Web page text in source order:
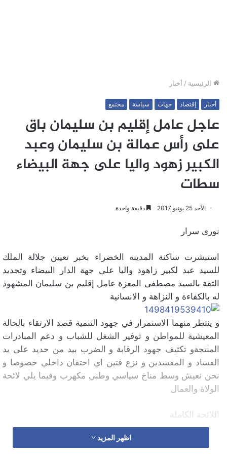
الرئيسية / أخبار
أخبار إقتصاد جهات سياسة مجتمع
عاجل عامل إقليم بن سليمان باق
على رأس عمالة بن سليمان وعبد
الكبير زهود واليا على جهة البيضاء
سطات
الأحد 25 يونيو 2017 دقيقة واحدة
نورى سرار
استبشرت ساكنة المدينة الخضراء بخبر تعيين جلالة الملك
للسيد عبد لكبير زاهود واليا على جهة الدار البيضاء وتجديد
الثقة بالسيد مصطفى المعزة عامل إقليم بن سليمان المشهود
له بالكفاءة و النزاهة و الانسانية
و ينتظر منهما الاستمرار في جهود التنمية قصد الارتقاء بالحالة
المعيشية للمواطن و توفير الشغل للشباب و دعم المبادرات
المنتجةو تكثيف جهود الرقابة و الضرب بيد من حديد على يد
الفساد و المفسدين و نزع فتين اي احتقان داخلي خصوصا و
نحن نعيش وسط مناخ سياسي وطني مكهرب وفيما يلي لائحة
الولاة والعمال
اللائحة الكاملة
محمد فوزي والي كاتب عام وزارة الداخلية
اظهر المزيد